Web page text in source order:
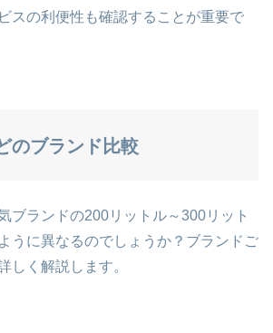
スの利便性も確認することが重要で
のブランド比較
ブランドの200リットル～300リット
うに異なるのでしょうか？ブランドご
しく解説します。